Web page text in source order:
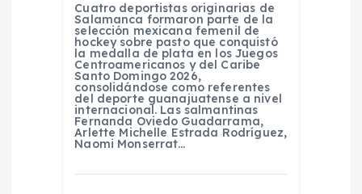
Cuatro deportistas originarias de
Salamanca formaron parte de la
selección mexicana femenil de
hockey sobre pasto que conquistó
la medalla de plata en los Juegos
Centroamericanos y del Caribe
Santo Domingo 2026,
consolidándose como referentes
del deporte guanajuatense a nivel
internacional. Las salmantinas
Fernanda Oviedo Guadarrama,
Arlette Michelle Estrada Rodríguez,
Naomi Monserrat…